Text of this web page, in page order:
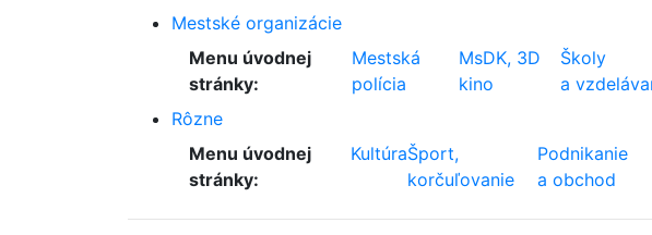
Mestské organizácie
Menu úvodnej
stránky:
Mestská
polícia
MsDK, 3D
kino
Školy
a
Rôzne
Menu úvodnej
stránky:
KultúraŠport,
korčuľovanie
Podnikanie
a obchod